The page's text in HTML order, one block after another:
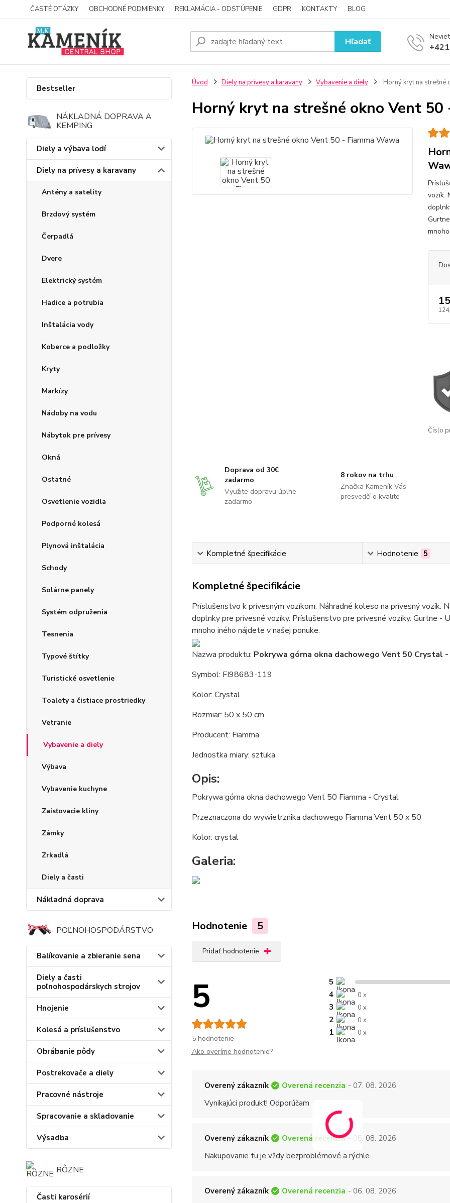
ČASTÉ OTÁZKY OBCHODNÉ PODMIENKY REKLAMÁCIA - ODSTÚPENIE GDPR KONTAKTY BLOG
Hľadať
Bestseller
NÁKLADNÁ DOPRAVA A
KEMPING
Diely a výbava lodí
Diely na prívesy a karavany
Antény a satelity
Brzdový systém
Čerpadlá
Dvere
Elektrický systém
Hadice a potrubia
Inštalácia vody
Koberce a podložky
Kryty
Markízy
Nádoby na vodu
Nábytok pre prívesy
Okná
Ostatné
Osvetlenie vozidla
Podporné kolesá
Plynová inštalácia
Schody
Solárne panely
Systém odpruženia
Tesnenia
Typové štítky
Turistické osvetlenie
Toalety a čistiace prostriedky
Vetranie
Vybavenie a diely
Výbava
Vybavenie kuchyne
Zaisťovacie kliny
Zámky
Zrkadlá
Diely a časti
Nákladná doprava
POĽNOHOSPODÁRSTVO
Balíkovanie a zbieranie sena
Diely a časti
poľnohospodárskych strojov
Hnojenie
Kolesá a príslušenstvo
Obrábanie pôdy
Postrekovače a diely
Pracovné nástroje
Spracovanie a skladovanie
Výsadba
RÔZNE
Časti karosérií
Úvod Diely na prívesy a karavany Vybavenie a diely Horný kryt na strešné
Horný kryt na strešné okno Vent 50
vozík.
Číslo
Doprava od 30€
zadarmo
Využite dopravu úplne
zadarmo
8 rokov na trhu
Značka Kameník Vás
presvedčí o kvalite
Kompletné špecifikácie Hodnotenie 5
Kompletné špecifikácie
Príslušenstvo k prívesným vozíkom. Náhradné koleso na prívesný vozík.
doplnky pre prívesné vozíky. Príslušenstvo pre prívesné vozíky. Gurtne -
mnoho iného nájdete v našej ponuke.
Nazwa produktu: Pokrywa górna okna dachowego Vent 50 Crystal -
Symbol: FI98683-119
Kolor: Crystal
Rozmiar: 50 x 50 cm
Producent: Fiamma
Jednostka miary: sztuka
Opis:
Pokrywa górna okna dachowego Vent 50 Fiamma - Crystal
Przeznaczona do wywietrznika dachowego Fiamma Vent 50 x 50
Kolor: crystal
Galeria:
Hodnotenie 5
Pridať hodnotenie
5
5 hodnotenie
5
4
0 x
3 0 x
2 0 x
1 0 x
Ako overíme hodnotenie?
Overený zákazník Overená recenzia - 07. 08. 2026
Vynikajúci produkt! Odporúčam
Overený zákazník Overená recenzia - 06. 08. 2026
Nakupovanie tu je vždy bezproblémové a rýchle.
Overený zákazník Overená recenzia - 06. 08. 2026